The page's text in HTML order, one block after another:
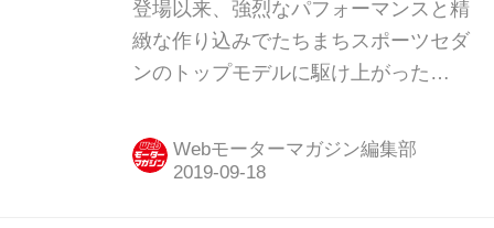
性を示していた
登場以来、強烈なパフォーマンスと精
緻な作り込みでたちまちスポーツセダ
ンのトップモデルに駆け上がった
を搭載し、さらに進化して登場した。
Webモーターマガジン編集部